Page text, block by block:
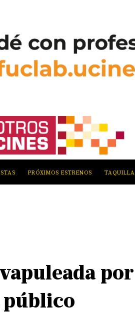
PRÓXIMOS ESTRENOS TAQUILLA
por
público